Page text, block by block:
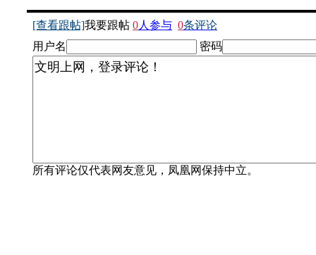
[查看跟帖]我要跟帖 0人参与 0条评论
用户名
密码
所有评论仅代表网友意见，凤凰网保持中立。